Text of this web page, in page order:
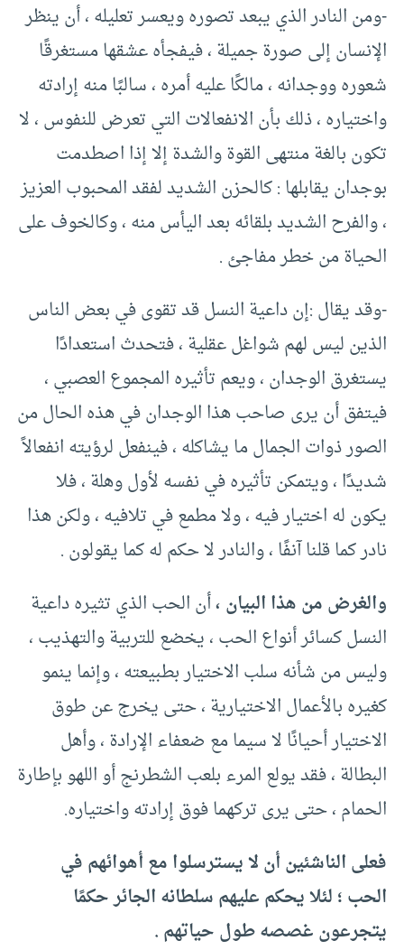
-ومن النادر الذي يبعد تصوره ويعسر تعليله ، أن ينظر
الإنسان إلى صورة جميلة ، فيفجأه عشقها مستغرقًا
شعوره ووجدانه ، مالكًا عليه أمره ، سالبًا منه إرادته
واختياره ، ذلك بأن الانفعالات التي تعرض للنفوس ، لا
تكون بالغة منتهى القوة والشدة إلا إذا اصطدمت
بوجدان يقابلها : كالحزن الشديد لفقد المحبوب العزيز
، والفرح الشديد بلقائه بعد اليأس منه ، وكالخوف على
الحياة من خطر مفاجئ .
-وقد يقال :إن داعية النسل قد تقوى في بعض الناس
الذين ليس لهم شواغل عقلية ، فتحدث استعدادًا
يستغرق الوجدان ، ويعم تأثيره المجموع العصبي ،
فيتفق أن يرى صاحب هذا الوجدان في هذه الحال من
الصور ذوات الجمال ما يشاكله ، فينفعل لرؤيته انفعالاً
شديدًا ، ويتمكن تأثيره في نفسه لأول وهلة ، فلا
يكون له اختيار فيه ، ولا مطمع في تلافيه ، ولكن هذا
نادر كما قلنا آنفًا ، والنادر لا حكم له كما يقولون .
والغرض من هذا البيان ،أن الحب الذي تثيره داعية
النسل كسائر أنواع الحب ، يخضع للتربية والتهذيب ،
وليس من شأنه سلب الاختيار بطبيعته ، وإنما ينمو
كغيره بالأعمال الاختيارية ، حتى يخرج عن طوق
الاختيار أحيانًا لا سيما مع ضعفاء الإرادة ، وأهل
البطالة ، فقد يولع المرء بلعب الشطرنج أو اللهو بإطارة
الحمام ، حتى يرى تركهما فوق إرادته واختياره.
فعلى الناشئين أن لا يسترسلوا مع أهوائهم في
الحب ؛ لئلا يحكم عليهم سلطانه الجائر حكمًا
يتجرعون غصصه طول حياتهم .